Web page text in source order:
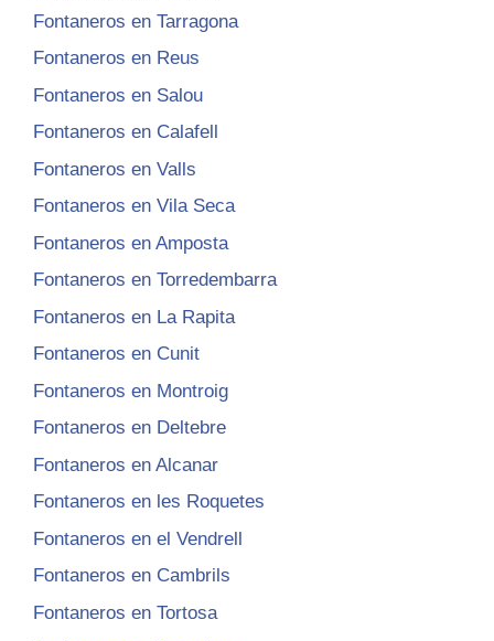
Fontaneros en Tarragona
Fontaneros en Reus
Fontaneros en Salou
Fontaneros en Calafell
Fontaneros en Valls
Fontaneros en Vila Seca
Fontaneros en Amposta
Fontaneros en Torredembarra
Fontaneros en La Rapita
Fontaneros en Cunit
Fontaneros en Montroig
Fontaneros en Deltebre
Fontaneros en Alcanar
Fontaneros en les Roquetes
Fontaneros en el Vendrell
Fontaneros en Cambrils
Fontaneros en Tortosa